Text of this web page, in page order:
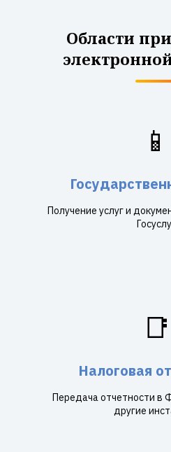
Области
📱
Получение услуг и
📑
Налоговая
Передача отчетности в
другие